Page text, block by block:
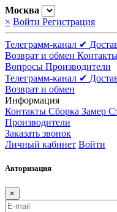
Москва
× Войти Регистрация
Телеграмм-канал ✔
Возврат и обмен
Вопросы Производители
Телеграмм-канал ✔
Возврат и обмен
Информация
Контакты Сборка Замер
Производители
Заказать звонок
Личный кабинет Войти
Авторизация
×